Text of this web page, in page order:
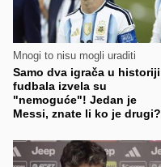
Mnogi to nisu mogli uraditi
Samo dva igrača u historiji
fudbala izvela su
"nemoguće"! Jedan je
Messi, znate li ko je drugi?